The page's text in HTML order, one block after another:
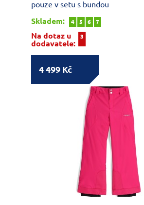
pouze v setu s bundou
Skladem:
4 5 6 7
Na dotaz u
dodavatele:
3
4 499 Kč